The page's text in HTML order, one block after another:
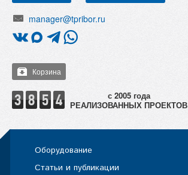
manager@tpribor.ru
Корзина
РЕАЛИЗОВАННЫХ ПРОЕКТОВ
Оборудование
Статьи и публикации